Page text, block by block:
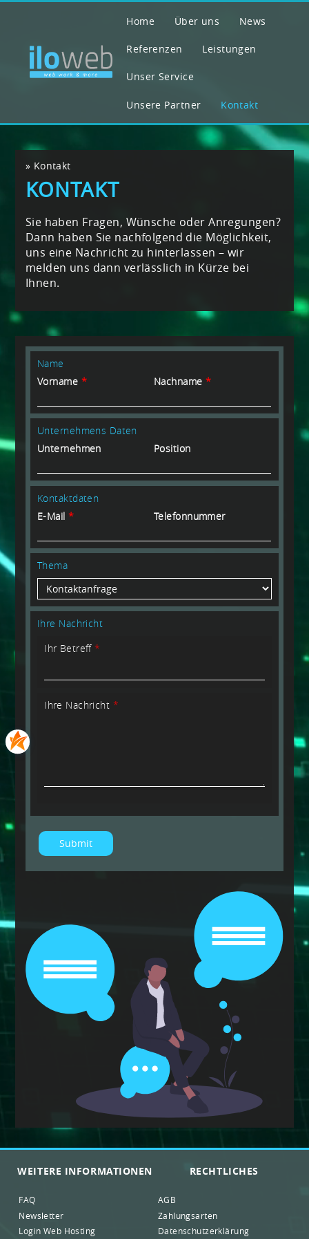
Home Über uns News
Referenzen Leistungen
Unser Service
Unsere Partner Kontakt
» Kontakt
KONTAKT
Sie haben Fragen, Wünsche oder Anregungen?
Dann haben Sie nachfolgend die Möglichkeit,
uns eine Nachricht zu hinterlassen – wir
melden uns dann verlässlich in Kürze bei
Ihnen.
Name
Vorname * Nachname *
Unternehmens Daten
Unternehmen
Position
Kontaktdaten
E-Mail* Telefonnummer
Thema
Ihre Nachricht
Ihr Betreff*
Ihre Nachricht *
Submit
WEITERE INFORMATIONEN
FAQ
Newsletter
Login Web Hosting
RECHTLICHES
AGB
Zahlungsarten
Datenschutzerklärung